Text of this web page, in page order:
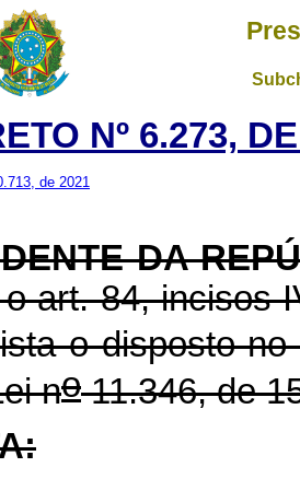
Nº 6.273,
de 2021
DA
art. 84, incisos
o disposto no
no11.346, de